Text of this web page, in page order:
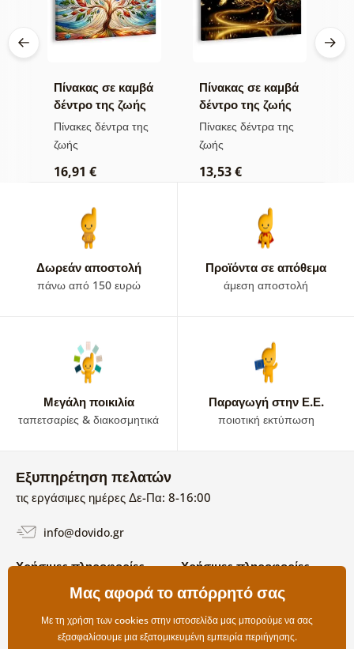
Πίνακας σε καμβά
δέντρο της ζωής
σε πολύχρωμο
βιτρό
Πίνακες δέντρα της
ζωής
16,91 €
Πίνακας σε καμβά
δέντρο της ζωής
χρυσή μαγεία
Πίνακες δέντρα της
ζωής
13,53 €
Δωρεάν αποστολή
πάνω από 150 ευρώ
Προϊόντα σε απόθεμα
άμεση αποστολή
Μεγάλη ποικιλία
ταπετσαρίες & διακοσμητικά
Παραγωγή στην Ε.Ε.
ποιοτική εκτύπωση
Εξυπηρέτηση πελατών
τις εργάσιμες ημέρες Δε-Πα: 8-16:00
info@dovido.gr
Χρήσιμες πληροφορίες
Όροι χρήσης και επιστροφών
Επιλογές αποστολής και
πληρωμής
Χρήσιμες πληροφορίες
Σχετικά με εμάς
Συχνές Ερωτήσεις
Επικοινωνία
Μας αφορά το απόρρητό σας
Με τη χρήση των cookies στην ιστοσελίδα μας μπορούμε να σας
εξασφαλίσουμε μια εξατομικευμένη εμπειρία περιήγησης.